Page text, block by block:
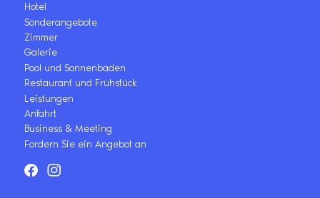
Hotel
Sonderangebote
Zimmer
Galerie
Pool und Sonnenbaden
Restaurant und Frühstück
Leistungen
Anfahrt
Business & Meeting
Fordern Sie ein Angebot an